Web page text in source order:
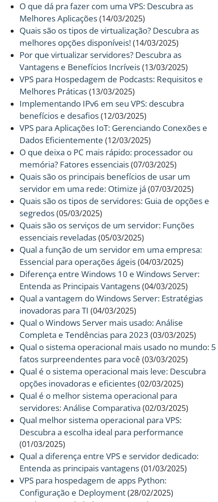
O que dá pra fazer com uma VPS: Descubra as
Melhores Aplicações(14/03/2025)
Quais são os tipos de virtualização? Descubra as
melhores opções disponíveis!(14/03/2025)
Por que virtualizar servidores? Descubra as
Vantagens e Benefícios Incríveis(13/03/2025)
VPS para Hospedagem de Podcasts: Requisitos e
Melhores Práticas(13/03/2025)
Implementando IPv6 em seu VPS: descubra
benefícios e desafios(12/03/2025)
VPS para Aplicações IoT: Gerenciando Conexões e
Dados Eficientemente (12/03/2025)
O que deixa o PC mais rápido: processador ou
memória? Fatores essenciais(07/03/2025)
Quais são os principais benefícios de usar um
servidor em uma rede: Otimize já (07/03/2025)
Quais são os tipos de servidores: Guia de opções e
segredos(05/03/2025)
Quais são os serviços de um servidor: Funções
essenciais reveladas(05/03/2025)
Qual a função de um servidor em uma empresa:
Essencial para operações ágeis(04/03/2025)
Diferença entre Windows 10 e Windows Server:
Entenda as Principais Vantagens(04/03/2025)
Qual a vantagem do Windows Server: Estratégias
inovadoras para TI (04/03/2025)
Qual o Windows Server mais usado: Análise
Completa e Tendências para 2023 (03/03/2025)
Qual o sistema operacional mais usado no mundo: 5
fatos surpreendentes para você (03/03/2025)
Qual é o sistema operacional mais leve: Descubra
opções inovadoras e eficientes(02/03/2025)
Qual é o melhor sistema operacional para
servidores: Análise Comparativa (02/03/2025)
Qual melhor sistema operacional para VPS:
Descubra a escolha ideal para performance
(01/03/2025)
Qual a diferença entre VPS e servidor dedicado:
Entenda as principais vantagens(01/03/2025)
VPS para hospedagem de apps Python:
Configuração e Deployment(28/02/2025)